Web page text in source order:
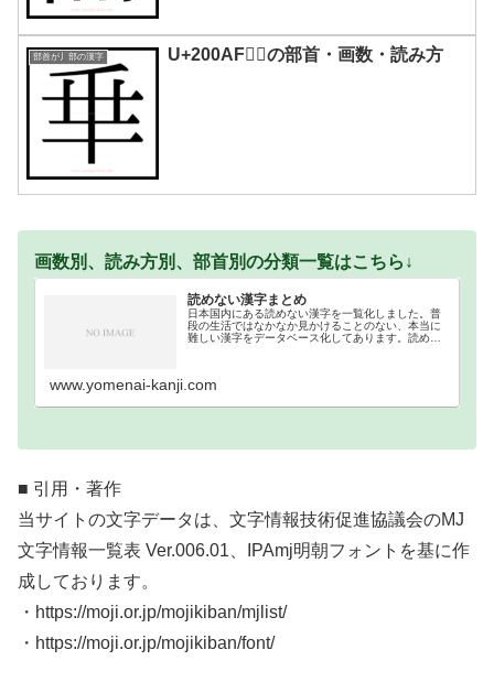
部首が丿部の漢字 U+200AF｜𠂯の部首・画数・読み方
画数別、読み方別、部首別の分類一覧はこちら↓
読めない漢字まとめ
日本国内にある読めない漢字を一覧化しました。普
段の生活ではなかなか見かけることのない、本当に
難しい漢字をデータベース化してあります。読めな
www.yomenai-kanji.com
■ 引用・著作
当サイトの文字データは、文字情報技術促進協議会のMJ
文字情報一覧表 Ver.006.01、IPAmj明朝フォントを基に作
成しております。
・https://moji.or.jp/mojikiban/mjlist/
・https://moji.or.jp/mojikiban/font/